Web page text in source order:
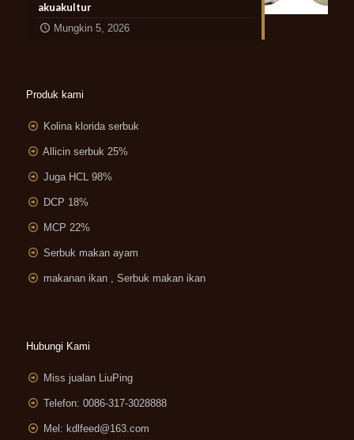
akuakultur
Mungkin 5, 2026
Produk kami
Kolina klorida serbuk
Allicin serbuk 25%
Juga HCL 98%
DCP 18%
MCP 22%
Serbuk makan ayam
makanan ikan , Serbuk makan ikan
Hubungi Kami
Miss jualan LiuPing
Telefon: 0086-317-3028888
Mel: kdlfeed@163.com